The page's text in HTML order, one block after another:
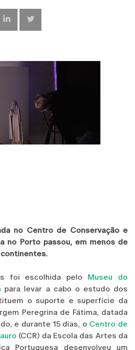
no Centro de Conservação e
no Porto passou, em menos de
continentes.
foi escolhida pelo Museu do
para levar a cabo o estudo dos
o suporte e superfície da
Peregrina de Fátima, datada
e durante 15 dias, o Centro de
(CCR) da Escola das Artes da
Portuguesa desenvolveu um